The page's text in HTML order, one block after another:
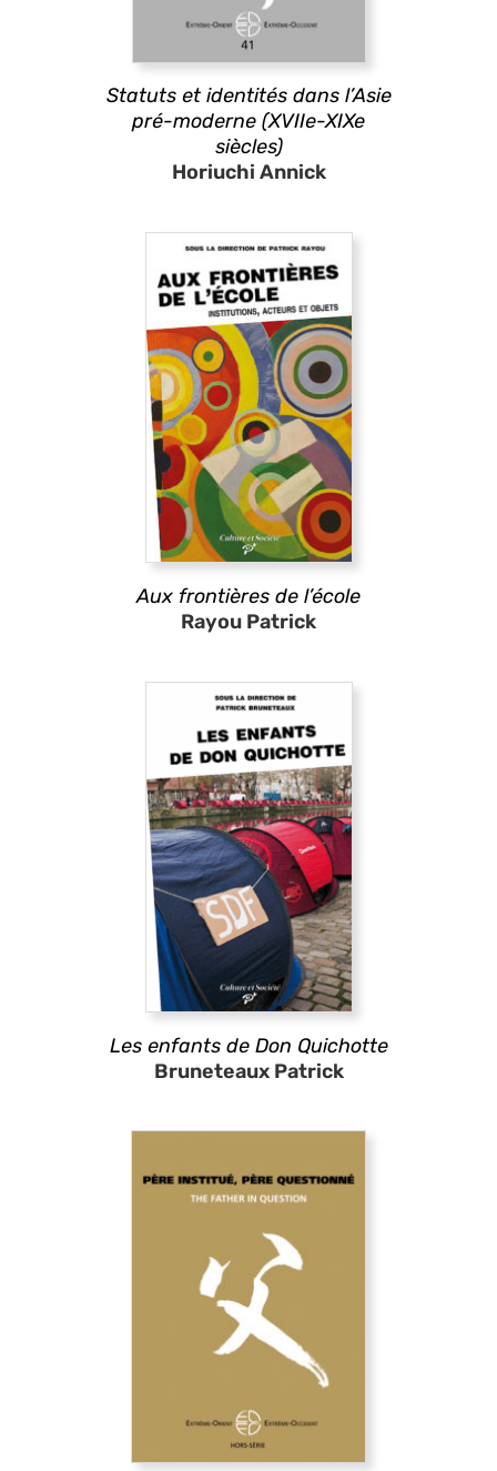
Statuts et identités dans l’Asie
pré-moderne (XVIIe-XIXe
siècles)
Horiuchi Annick
Aux frontières de l’école
Rayou Patrick
Les enfants de Don Quichotte
Bruneteaux Patrick